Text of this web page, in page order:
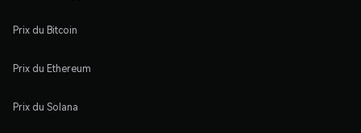
Prix du Bitcoin
Prix du Ethereum
Prix du Solana